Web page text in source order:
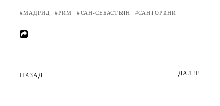
МАДРИД РИМ САН-СЕБАСТЬЯН САНТОРИНИ
НАЗАД ДАЛЕЕ